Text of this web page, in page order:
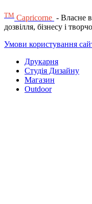
ТМ Capricorne - Власне
дозвілля, бізнесу і
Умови користування
Друкарня
Студія Дизайну
Магазин
Outdoor